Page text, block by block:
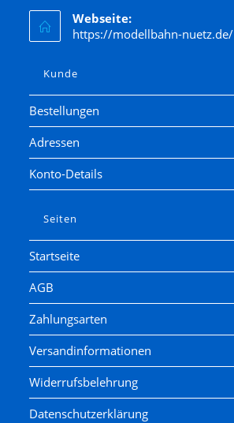
Webseite:
https://modellbahn-nuetz.de/
Kunde
Bestellungen
Adressen
Konto-Details
Seiten
Startseite
AGB
Zahlungsarten
Versandinformationen
Widerrufsbelehrung
Datenschutzerklärung